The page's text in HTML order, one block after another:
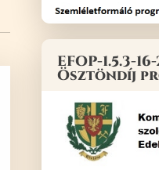
EFOP-1.5.3-
Ösztöndíj